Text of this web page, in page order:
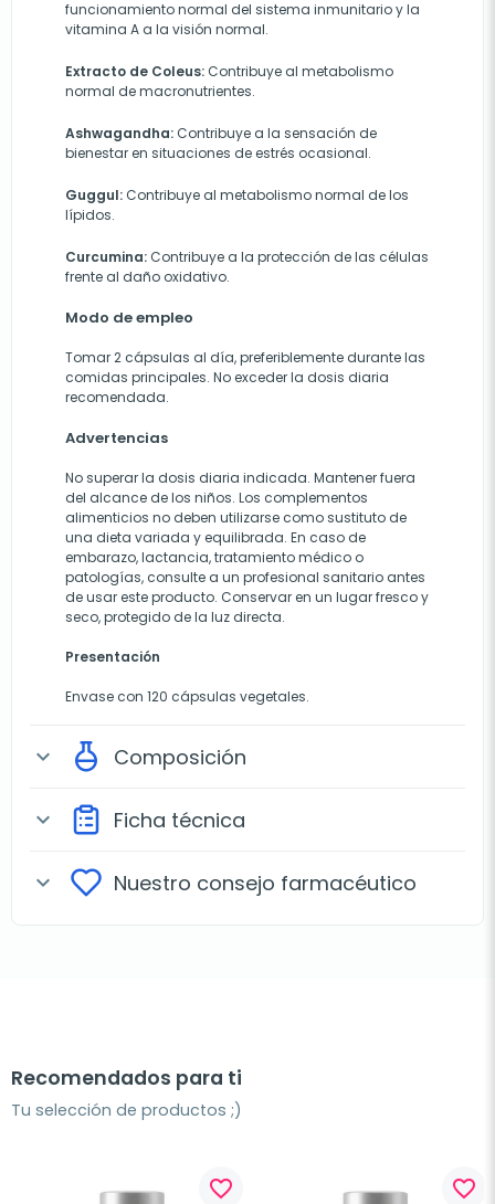
funcionamiento normal del sistema inmunitario y la
vitamina A a la visión normal.
Extracto de Coleus: Contribuye al metabolismo
normal de macronutrientes.
Ashwagandha: Contribuye a la sensación de
bienestar en situaciones de estrés ocasional.
Guggul: Contribuye al metabolismo normal de los
lípidos.
Curcumina: Contribuye a la protección de las células
frente al daño oxidativo.
Modo de empleo
Tomar 2 cápsulas al día, preferiblemente durante las
comidas principales. No exceder la dosis diaria
recomendada.
Advertencias
No superar la dosis diaria indicada. Mantener fuera
del alcance de los niños. Los complementos
alimenticios no deben utilizarse como sustituto de
una dieta variada y equilibrada. En caso de
embarazo, lactancia, tratamiento médico o
patologías, consulte a un profesional sanitario antes
de usar este producto. Conservar en un lugar fresco y
seco, protegido de la luz directa.
Presentación
Envase con 120 cápsulas vegetales.
expand_more Composición
expand_more Ficha técnica
expand_more Nuestro consejo farmacéutico
Recomendados para ti
Tu selección de productos ;)
favorite_border favorite_border